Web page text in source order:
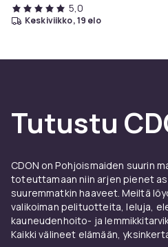
5,0
keskiviikko, 19 elo
Tutustu
CDON on Pohjoismaiden suurin
toteuttamaan niin arjen pienet
suuremmatkin haaveet. Meiltä
valikoiman pelituotteita, leluja,
kauneudenhoito- ja
Kaikki välineet elämään,